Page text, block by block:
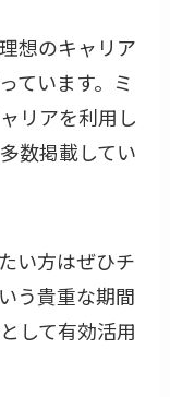
想のキャリア
ています。ミ
リアを利用し
数掲載してい
い方はぜひチ
う貴重な期間
して有効活用